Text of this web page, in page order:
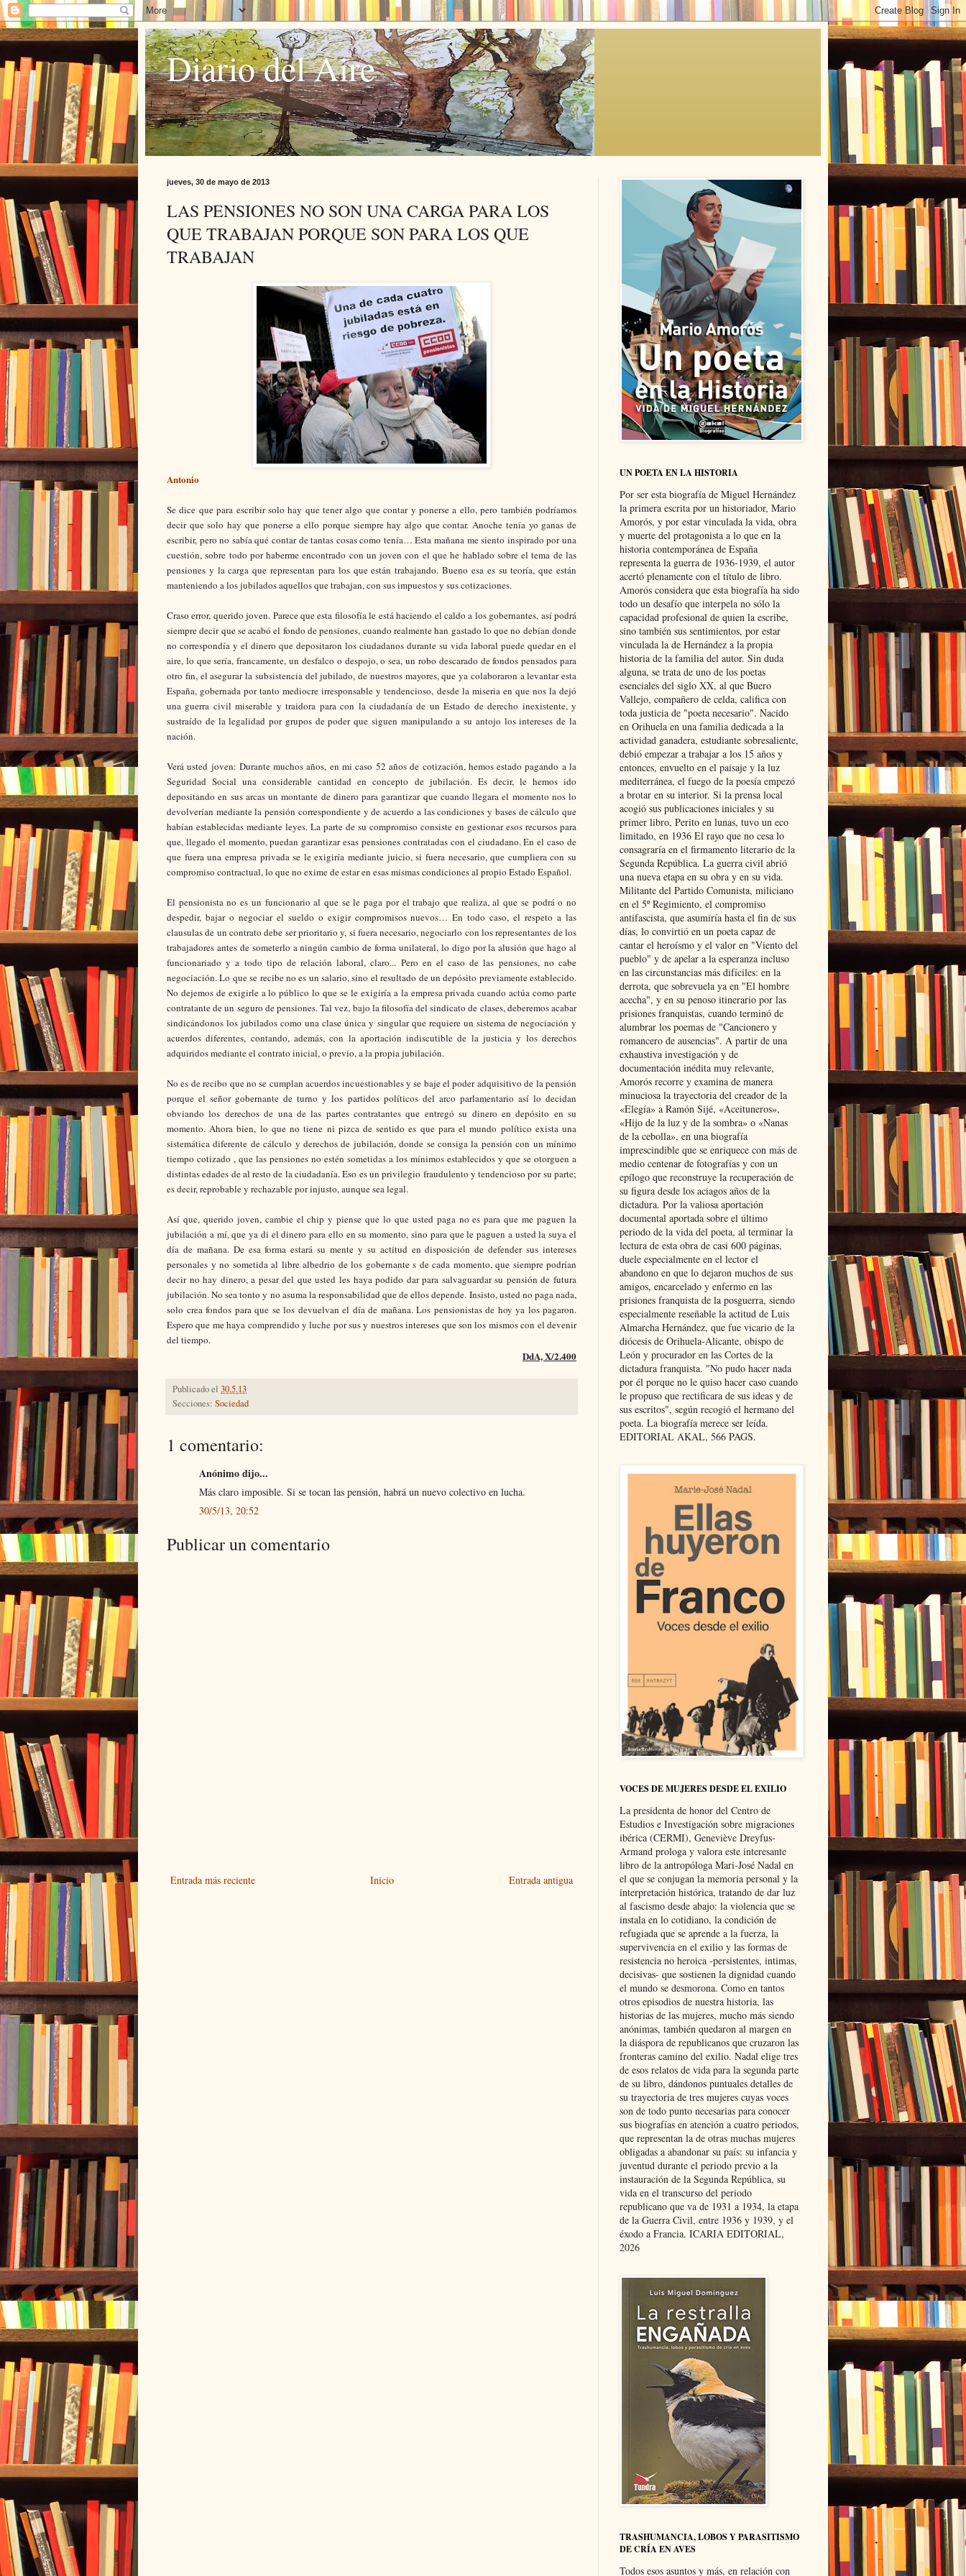
Diario del Aire
jueves, 30 de mayo de 2013
LAS PENSIONES NO SON UNA CARGA PARA LOS
QUE TRABAJAN PORQUE SON PARA LOS QUE
TRABAJAN
Antonio
Se dice que para escribir solo hay que tener algo que contar y ponerse a ello, pero también podríamos
decir que solo hay que ponerse a ello porque siempre hay algo que contar. Anoche tenía yo ganas de
escribir, pero no sabía qué contar de tantas cosas como tenía… Esta mañana me siento inspirado por una
cuestión, sobre todo por haberme encontrado con un joven con el que he hablado sobre el tema de las
pensiones y la carga que representan para los que están trabajando. Bueno esa es su teoría, que están
manteniendo a los jubilados aquellos que trabajan, con sus impuestos y sus cotizaciones.
Craso error, querido joven. Parece que esta filosofía le está haciendo el caldo a los gobernantes, así podrá
siempre decir que se acabó el fondo de pensiones, cuando realmente han gastado lo que no debían donde
no correspondía y el dinero que depositaron los ciudadanos durante su vida laboral puede quedar en el
aire, lo que sería, francamente, un desfalco o despojo, o sea, un robo descarado de fondos pensados para
otro fin, el asegurar la subsistencia del jubilado, de nuestros mayores, que ya colaboraron a levantar esta
España, gobernada por tanto mediocre irresponsable y tendencioso, desde la miseria en que nos la dejó
una guerra civil miserable y traidora para con la ciudadanía de un Estado de derecho inexistente, y
sustraído de la legalidad por grupos de poder que siguen manipulando a su antojo los intereses de la
nación.
Verá usted joven: Durante muchos años, en mi caso 52 años de cotización, hemos estado pagando a la
Seguridad Social una considerable cantidad en concepto de jubilación. Es decir, le hemos ido
depositando en sus arcas un montante de dinero para garantizar que cuando llegara el momento nos lo
devolverían mediante la pensión correspondiente y de acuerdo a las condiciones y bases de cálculo que
habían establecidas mediante leyes. La parte de su compromiso consiste en gestionar esos recursos para
que, llegado el momento, puedan garantizar esas pensiones contratadas con el ciudadano. En el caso de
que fuera una empresa privada se le exigiría mediante juicio, si fuera necesario, que cumpliera con su
compromiso contractual, lo que no exime de estar en esas mismas condiciones al propio Estado Español.
El pensionista no es un funcionario al que se le paga por el trabajo que realiza, al que se podrá o no
despedir, bajar o negociar el sueldo o exigir compromisos nuevos… En todo caso, el respeto a las
clausulas de un contrato debe ser prioritario y, si fuera necesario, negociarlo con los representantes de los
trabajadores antes de someterlo a ningún cambio de forma unilateral, lo digo por la alusión que hago al
funcionariado y a todo tipo de relación laboral, claro... Pero en el caso de las pensiones, no cabe
negociación. Lo que se recibe no es un salario, sino el resultado de un depósito previamente establecido.
No dejemos de exigirle a lo público lo que se le exigiría a la empresa privada cuando actúa como parte
contratante de un seguro de pensiones. Tal vez, bajo la filosofía del sindicato de clases, deberemos acabar
sindicándonos los jubilados como una clase única y singular que requiere un sistema de negociación y
acuerdos diferentes, contando, además, con la aportación indiscutible de la justicia y los derechos
adquiridos mediante el contrato inicial, o previo, a la propia jubilación.
No es de recibo que no se cumplan acuerdos incuestionables y se baje el poder adquisitivo de la pensión
porque el señor gobernante de turno y los partidos políticos del arco parlamentario así lo decidan
obviando los derechos de una de las partes contratantes que entregó su dinero en depósito en su
momento. Ahora bien, lo que no tiene ni pizca de sentido es que para el mundo político exista una
sistemática diferente de cálculo y derechos de jubilación, donde se consiga la pensión con un mínimo
tiempo cotizado , que las pensiones no estén sometidas a los mínimos establecidos y que se otorguen a
distintas edades de al resto de la ciudadanía. Eso es un privilegio fraudulento y tendencioso por su parte;
es decir, reprobable y rechazable por injusto, aunque sea legal.
Así que, querido joven, cambie el chip y piense que lo que usted paga no es para que me paguen la
jubilación a mí, que ya di el dinero para ello en su momento, sino para que le paguen a usted la suya el
día de mañana. De esa forma estará su mente y su actitud en disposición de defender sus intereses
personales y no sometida al libre albedrio de los gobernante s de cada momento, que siempre podrían
decir no hay dinero, a pesar del que usted les haya podido dar para salvaguardar su pensión de futura
jubilación. No sea tonto y no asuma la responsabilidad que de ellos depende. Insisto, usted no paga nada,
solo crea fondos para que se los devuelvan el día de mañana. Los pensionistas de hoy ya los pagaron.
Espero que me haya comprendido y luche por sus y nuestros intereses que son los mismos con el devenir
del tiempo.
DdA, X/2.400
Publicado el 30.5.13
Secciones: Sociedad
1 comentario:
Anónimo dijo...
Más claro imposible. Si se tocan las pensión, habrá un nuevo colectivo en lucha.
30/5/13, 20:52
Publicar un comentario
Entrada más reciente Entrada antigua
Inicio
UN POETA EN LA HISTORIA
Por ser esta biografía de Miguel Hernández
la primera escrita por un historiador, Mario
Amorós, y por estar vinculada la vida, obra
y muerte del protagonista a lo que en la
historia contemporánea de España
representa la guerra de 1936-1939, el autor
acertó plenamente con el título de libro.
Amorós considera que esta biografía ha sido
todo un desafío que interpela no sólo la
capacidad profesional de quien la escribe,
sino también sus sentimientos, por estar
vinculada la de Hernández a la propia
historia de la familia del autor. Sin duda
alguna, se trata de uno de los poetas
esenciales del siglo XX, al que Buero
Vallejo, compañero de celda, califica con
toda justicia de "poeta necesario". Nacido
en Orihuela en una familia dedicada a la
actividad ganadera, estudiante sobresaliente,
debió empezar a trabajar a los 15 años y
entonces, envuelto en el paisaje y la luz
mediterránea, el fuego de la poesía empezó
a brotar en su interior. Si la prensa local
acogió sus publicaciones iniciales y su
primer libro, Perito en lunas, tuvo un eco
limitado, en 1936 El rayo que no cesa lo
consagraría en el firmamento literario de la
Segunda República. La guerra civil abrió
una nueva etapa en su obra y en su vida.
Militante del Partido Comunista, miliciano
en el 5º Regimiento, el compromiso
antifascista, que asumiría hasta el fin de sus
días, lo convirtió en un poeta capaz de
cantar el heroísmo y el valor en "Viento del
pueblo" y de apelar a la esperanza incluso
en las circunstancias más difíciles: en la
derrota, que sobrevuela ya en "El hombre
acecha", y en su penoso itinerario por las
prisiones franquistas, cuando terminó de
alumbrar los poemas de "Cancionero y
romancero de ausencias". A partir de una
exhaustiva investigación y de
documentación inédita muy relevante,
Amorós recorre y examina de manera
minuciosa la trayectoria del creador de la
«Elegía» a Ramón Sijé, «Aceituneros»,
«Hijo de la luz y de la sombra» o «Nanas
de la cebolla», en una biografía
imprescindible que se enriquece con más de
medio centenar de fotografías y con un
epílogo que reconstruye la recuperación de
su figura desde los aciagos años de la
dictadura. Por la valiosa aportación
documental aportada sobre el último
periodo de la vida del poeta, al terminar la
lectura de esta obra de casi 600 páginas,
duele especialmente en el lector el
abandono en que lo dejaron muchos de sus
amigos, encarcelado y enfermo en las
prisiones franquista de la posguerra, siendo
especialmente reseñable la actitud de Luis
Almarcha Hernández, que fue vicario de la
diócesis de Orihuela-Alicante, obispo de
León y procurador en las Cortes de la
dictadura franquista. "No pudo hacer nada
por él porque no le quiso hacer caso cuando
le propuso que rectificara de sus ideas y de
sus escritos", según recogió el hermano del
poeta. La biografía merece ser leída.
EDITORIAL AKAL, 566 PAGS.
VOCES DE MUJERES DESDE EL EXILIO
La presidenta de honor del Centro de
Estudios e Investigación sobre migraciones
ibérica (CERMI), Geneviève Dreyfus-
Armand prologa y valora este interesante
libro de la antropóloga Mari-José Nadal en
el que se conjugan la memoria personal y la
interpretación histórica, tratando de dar luz
al fascismo desde abajo: la violencia que se
instala en lo cotidiano, la condición de
refugiada que se aprende a la fuerza, la
supervivencia en el exilio y las formas de
resistencia no heroica -persistentes, intimas,
decisivas- que sostienen la dignidad cuando
el mundo se desmorona. Como en tantos
otros episodios de nuestra historia, las
historias de las mujeres, mucho más siendo
anónimas, también quedaron al margen en
la diáspora de republicanos que cruzaron las
fronteras camino del exilio. Nadal elige tres
de esos relatos de vida para la segunda parte
de su libro, dándonos puntuales detalles de
su trayectoria de tres mujeres cuyas voces
son de todo punto necesarias para conocer
sus biografías en atención a cuatro periodos,
que representan la de otras muchas mujeres
obligadas a abandonar su país: su infancia y
juventud durante el periodo previo a la
instauración de la Segunda República, su
vida en el transcurso del periodo
republicano que va de 1931 a 1934, la etapa
de la Guerra Civil, entre 1936 y 1939, y el
éxodo a Francia. ICARIA EDITORIAL,
2026
TRASHUMANCIA, LOBOS Y PARASITISMO
DE CRÍA EN AVES
Todos esos asuntos y más, en relación con